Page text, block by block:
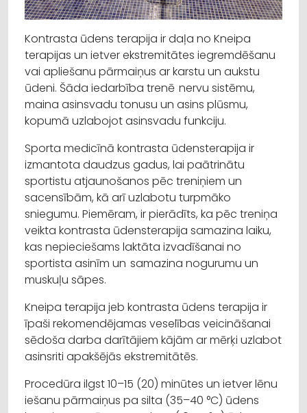
Kontrasta ūdens terapija ir daļa no Kneipa
terapijas un ietver ekstremitātes iegremdēšanu
vai apliešanu pārmaiņus ar karstu un aukstu
ūdeni. Šāda iedarbība trenē nervu sistēmu,
maina asinsvadu tonusu un asins plūsmu,
kopumā uzlabojot asinsvadu funkciju.
Sporta medicīnā kontrasta ūdensterapija ir
izmantota daudzus gadus, lai paātrinātu
sportistu atjaunošanos pēc treniņiem un
sacensībām, kā arī uzlabotu turpmāko
sniegumu. Piemēram, ir pierādīts, ka pēc treniņa
veikta kontrasta ūdensterapija samazina laiku,
kas nepieciešams laktāta izvadīšanai no
sportista asinīm un samazina nogurumu un
muskuļu sāpes.
Kneipa terapija jeb kontrasta ūdens terapija ir
īpaši rekomendējamas veselības veicināšanai
sēdoša darba darītājiem kājām ar mērķi uzlabot
asinsriti apakšējās ekstremitātēs.
Procedūra ilgst 10–15 (20) minūtes un ietver lēnu
iešanu pārmaiņus pa silta (35–40 °C) ūdens